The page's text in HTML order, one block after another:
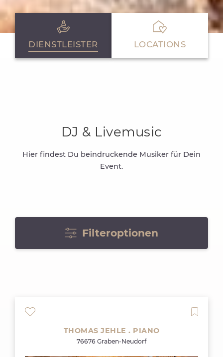
DIENSTLEISTER LOCATIONS
DJ & Livemusic
Hier findest Du beindruckende Musiker für Dein
Event.
Filteroptionen
THOMAS JEHLE . PIANO
76676 Graben-Neudorf